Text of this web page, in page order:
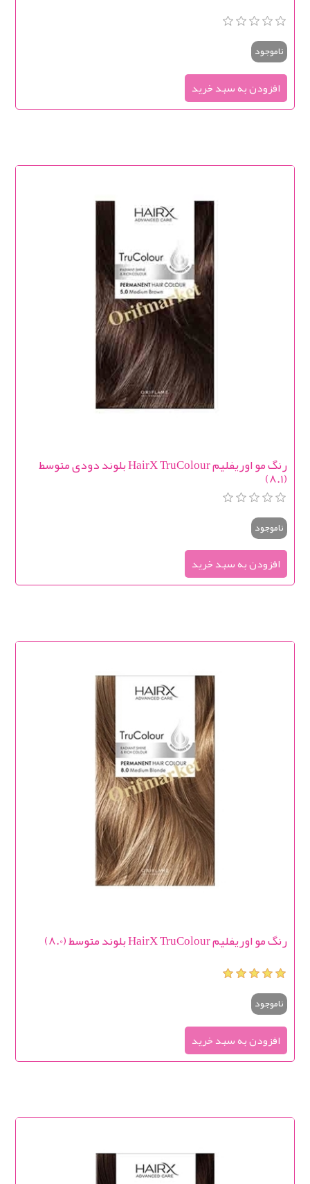
ناموجود
رنگ مو اوریفلیم HairX TruColour بلوند دودی متوسط
(8.1)
ناموجود
رنگ مو اوریفلیم HairX TruColour بلوند متوسط (8.0)
ناموجود